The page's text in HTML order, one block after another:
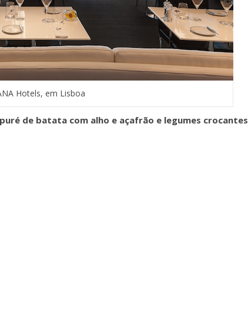
Hotels, em Lisboa
de batata com alho e açafrão e legumes crocantes